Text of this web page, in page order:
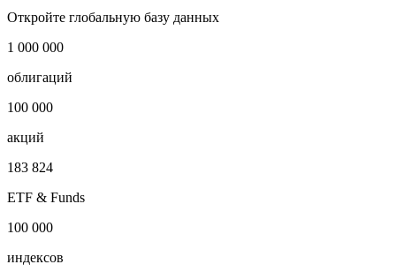
Откройте глобальную базу данных
1 000 000
облигаций
100 000
акций
183 824
ETF & Funds
100 000
индексов